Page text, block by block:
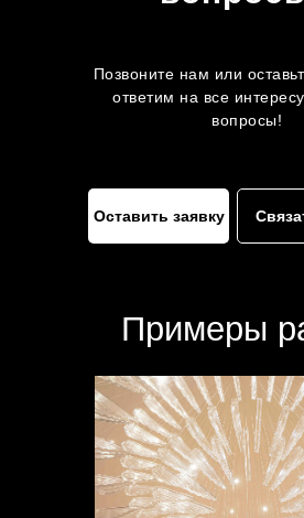
Позвоните нам или
ответим на все
вопросы!
Оставить заявку
Примеры